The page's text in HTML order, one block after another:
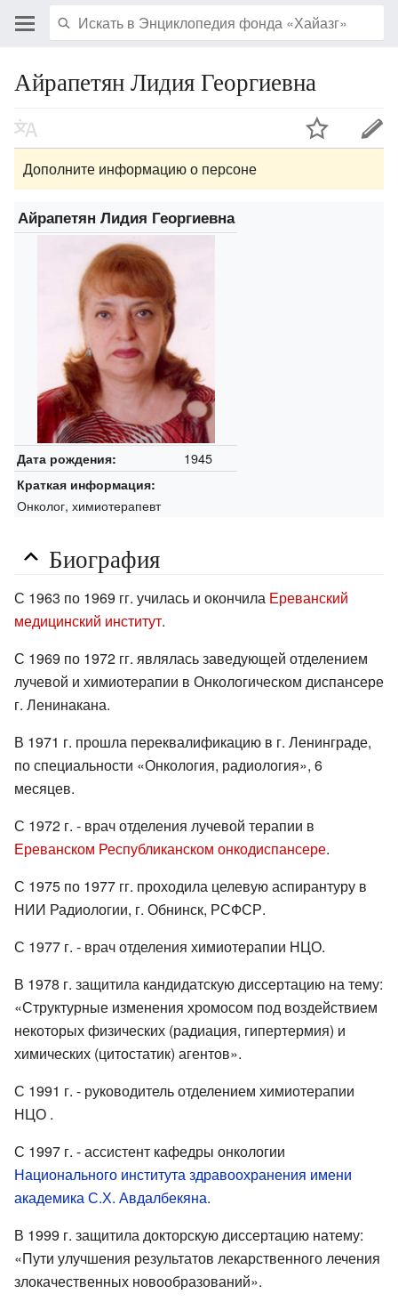
Айрапетян Лидия Георгиевна
Дополните информацию о персоне
Айрапетян Лидия Георгиевна
Дата рождения: 1945
Краткая информация:
Онколог, химиотерапевт
Биография
С 1963 по 1969 гг. училась и окончила Ереванский
медицинский институт.
С 1969 по 1972 гг. являлась заведующей отделением
лучевой и химиотерапии в Онкологическом диспансере
г. Ленинакана.
В 1971 г. прошла переквалификацию в г. Ленинграде,
по специальности «Онкология, радиология», 6
месяцев.
С 1972 г. - врач отделения лучевой терапии в
Ереванском Республиканском онкодиспансере.
С 1975 по 1977 гг. проходила целевую аспирантуру в
НИИ Радиологии, г. Обнинск, РСФСР.
С 1977 г. - врач отделения химиотерапии НЦО.
В 1978 г. защитила кандидатскую диссертацию на тему:
«Структурные изменения хромосом под воздействием
некоторых физических (радиация, гипертермия) и
химических (цитостатик) агентов».
С 1991 г. - руководитель отделением химиотерапии
НЦО .
С 1997 г. - ассистент кафедры онкологии
Национального института здравоохранения имени
академика С.Х. Авдалбекяна.
В 1999 г. защитила докторскую диссертацию натему:
«Пути улучшения результатов лекарственного лечения
злокачественных новообразований».